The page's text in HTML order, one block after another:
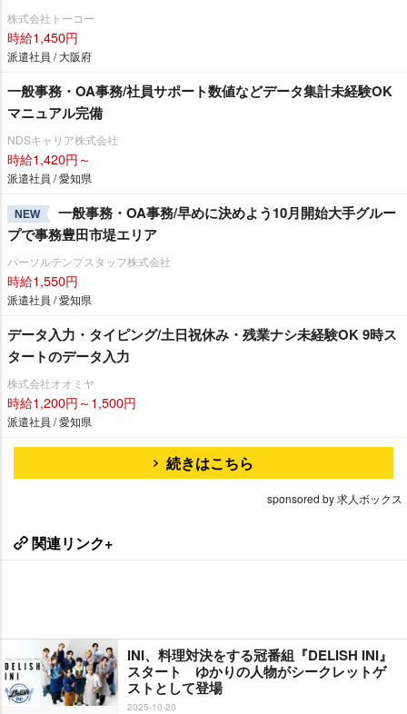
株式会社トーコー
時給1,450円
派遣社員 / 大阪府
一般事務・OA事務/社員サポート数値などデータ集計未経験OK
マニュアル完備
NDSキャリア株式会社
時給1,420円～
派遣社員 / 愛知県
NEW
一般事務・OA事務/早めに決めよう10月開始大手グルー
プで事務豊田市堤エリア
パーソルテンプスタッフ株式会社
時給1,550円
派遣社員 / 愛知県
データ入力・タイピング/土日祝休み・残業ナシ未経験OK 9時ス
タートのデータ入力
株式会社オオミヤ
時給1,200円～1,500円
派遣社員 / 愛知県
続きはこちら
sponsored by 求人ボックス
関連リンク+
INI、料理対決をする冠番組『DELISH INI』
スタート ゆかりの人物がシークレットゲ
ストとして登場
2025-10-20